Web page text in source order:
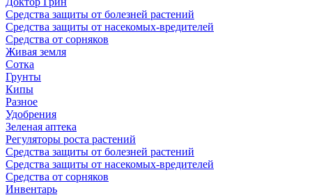
Средства защиты от болезней растений
Средства защиты от насекомых-вредителей
Средства от сорняков
Живая земля
Сотка
Грунты
Кипы
Разное
Удобрения
Зеленая аптека
Регуляторы роста растений
Средства защиты от болезней растений
Средства защиты от насекомых-вредителей
Средства от сорняков
Инвентарь